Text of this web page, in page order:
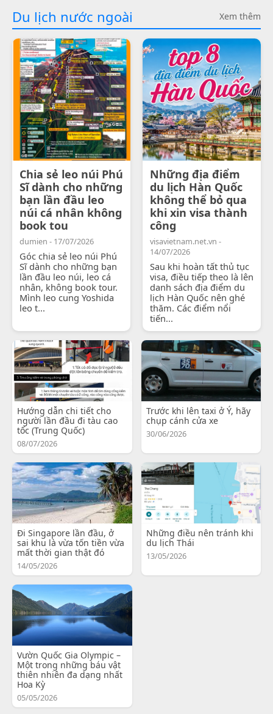
Du lịch nước ngoài Xem thêm
Chia sẻ leo núi Phú
Sĩ dành cho những
bạn lần đầu leo
núi cá nhân không
book tou
dumien - 17/07/2026
Góc chia sẻ leo núi Phú
Sĩ dành cho những bạn
lần đầu leo núi, leo cá
nhân, không book tour.
Mình leo cung Yoshida
leo t...
Những địa điểm
du lịch Hàn Quốc
không thể bỏ qua
khi xin visa thành
công
visavietnam.net.vn -
14/07/2026
Sau khi hoàn tất thủ tục
visa, điều tiếp theo là lên
danh sách địa điểm du
lịch Hàn Quốc nên ghé
thăm. Các điểm nổi
tiến...
Hướng dẫn chi tiết cho
người lần đầu đi tàu cao
tốc (Trung Quốc)
08/07/2026
Trước khi lên taxi ở Ý, hãy
chụp cánh cửa xe
30/06/2026
Đi Singapore lần đầu, ở
sai khu là vừa tốn tiền vừa
mất thời gian thật đó
14/05/2026
Những điều nên tránh khi
du lịch Thái
13/05/2026
Vườn Quốc Gia Olympic –
Một trong những báu vật
thiên nhiên đa dạng nhất
Hoa Kỳ
05/05/2026